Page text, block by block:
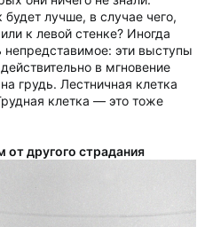
лучше, в случае чего,
к левой стенке? Иногда
непредставимое: эти выступы
в мгновение
грудь. Лестничная клетка
клетка — это тоже
от другого страдания